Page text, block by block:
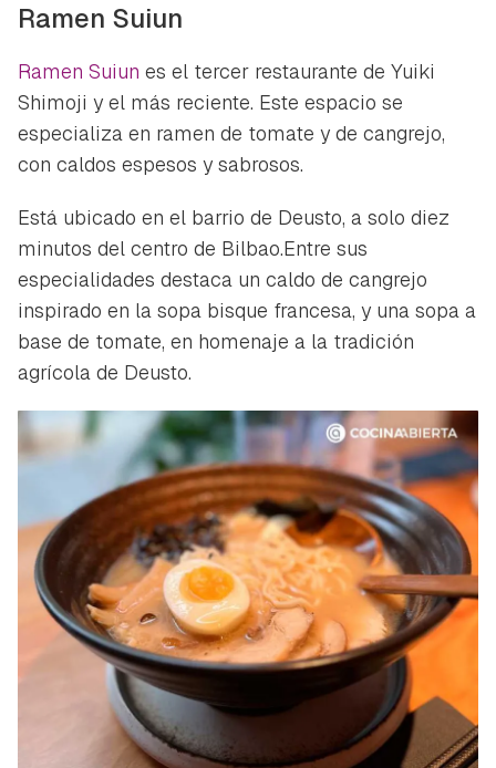
Ramen Suiun
Ramen Suiun es el tercer restaurante de Yuiki
Shimoji y el más reciente. Este espacio se
especializa en ramen de tomate y de cangrejo,
con caldos espesos y sabrosos.
Está ubicado en el barrio de Deusto, a solo diez
minutos del centro de Bilbao.Entre sus
especialidades destaca un caldo de cangrejo
inspirado en la sopa bisque francesa, y una sopa a
base de tomate, en homenaje a la tradición
agrícola de Deusto.